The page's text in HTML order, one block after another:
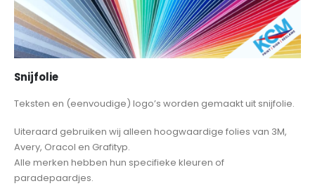
Snijfolie
Teksten en (eenvoudige) logo’s worden gemaakt uit snijfolie.
Uiteraard gebruiken wij alleen hoogwaardige folies van 3M,
Avery, Oracol en Grafityp.
Alle merken hebben hun specifieke kleuren of
paradepaardjes.